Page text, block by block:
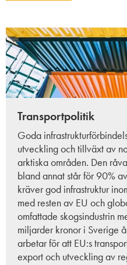
Transportpolitik
Goda
utveckling och tillväxt av
arktiska områden. Den
bland annat står för 90%
kräver god infrastruktur
med resten av EU och
omfattade skogsindustrin
miljarder kronor i Sverige
arbetar för att EU:s
export och utveckling av